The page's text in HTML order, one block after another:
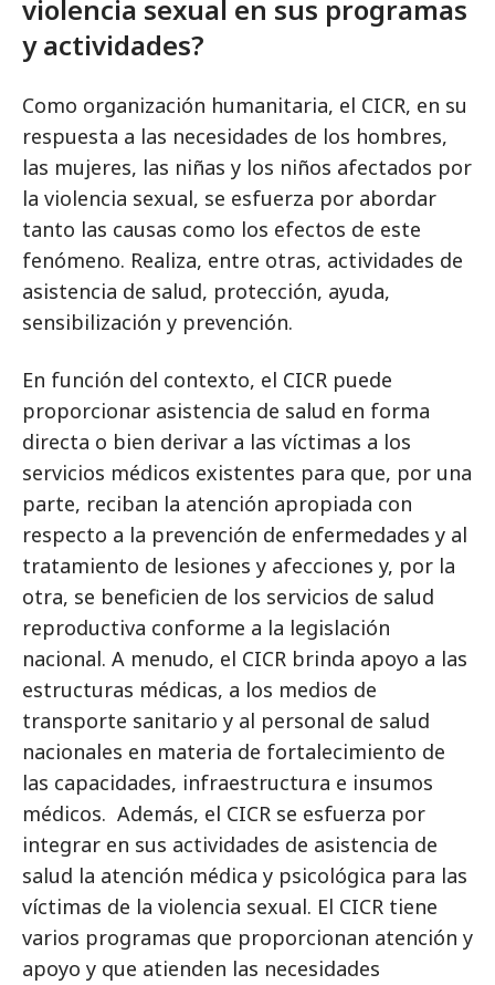
violencia sexual en sus programas
y actividades?
Como organización humanitaria, el CICR, en su
respuesta a las necesidades de los hombres,
las mujeres, las niñas y los niños afectados por
la violencia sexual, se esfuerza por abordar
tanto las causas como los efectos de este
fenómeno. Realiza, entre otras, actividades de
asistencia de salud, protección, ayuda,
sensibilización y prevención.
En función del contexto, el CICR puede
proporcionar asistencia de salud en forma
directa o bien derivar a las víctimas a los
servicios médicos existentes para que, por una
parte, reciban la atención apropiada con
respecto a la prevención de enfermedades y al
tratamiento de lesiones y afecciones y, por la
otra, se beneficien de los servicios de salud
reproductiva conforme a la legislación
nacional. A menudo, el CICR brinda apoyo a las
estructuras médicas, a los medios de
transporte sanitario y al personal de salud
nacionales en materia de fortalecimiento de
las capacidades, infraestructura e insumos
médicos. Además, el CICR se esfuerza por
integrar en sus actividades de asistencia de
salud la atención médica y psicológica para las
víctimas de la violencia sexual. El CICR tiene
varios programas que proporcionan atención y
apoyo y que atienden las necesidades